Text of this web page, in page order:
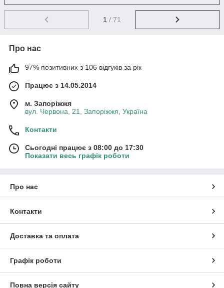
1 / 71
Про нас
97% позитивних з 106 відгуків за рік
Працює з 14.05.2014
м. Запоріжжя
вул. Червона, 21, Запоріжжя, Україна
Контакти
Сьогодні працює з 08:00 до 17:30
Показати весь графік роботи
Про нас
Контакти
Доставка та оплата
Графік роботи
Повна версія сайту